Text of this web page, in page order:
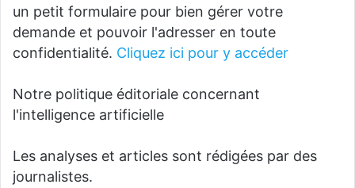
un petit formulaire pour bien gérer votre
demande et pouvoir l'adresser en toute
confidentialité. Cliquez ici pour y accéder
Notre politique éditoriale concernant
l'intelligence artificielle
Les analyses et articles sont rédigées par des
journalistes.